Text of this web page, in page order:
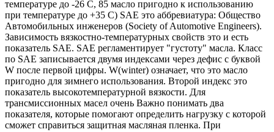
температуре до -26 С, 85 масло пригодно к использованию
при температуре до +35 С) SAE это аббревиатура: Общество
Автомобильных инженеров (Society of Automotive Engineers).
Зависимость вязкостно-температурных свойств это и есть
показатель SAE. SAE регламентирует "густоту" масла. Класс
по SAE записывается двумя индексами через дефис с буквой
W после первой цифры. W(winter) означает, что это масло
пригодно для зимнего использования. Второй индекс это
показатель высокотемпературной вязкости. Для
трансмиссионных масел очень Важно понимать два
показателя, которые помогают определить нагрузку с которой
сможет справиться защитная масляная пленка. При